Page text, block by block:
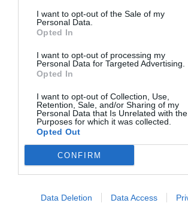
I want to opt-out of the Sale of my
Personal Data.
Opted In
I want to opt-out of processing my
Personal Data for Targeted Advertising.
Opted In
I want to opt-out of Collection, Use,
Retention, Sale, and/or Sharing of my
Personal Data that Is Unrelated with the
Purposes for which it was collected.
Opted Out
CONFIRM
Data Deletion Data Access